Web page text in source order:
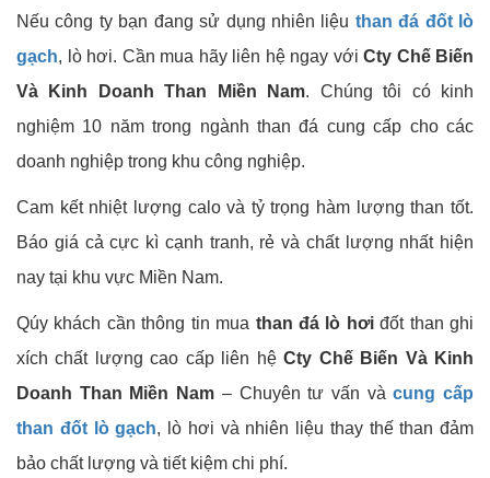
Nếu công ty bạn đang sử dụng nhiên liệu than đá đốt lò
gạch, lò hơi. Cần mua hãy liên hệ ngay với Cty Chế Biến
Và Kinh Doanh Than Miền Nam. Chúng tôi có kinh
nghiệm 10 năm trong ngành than đá cung cấp cho các
doanh nghiệp trong khu công nghiệp.
Cam kết nhiệt lượng calo và tỷ trọng hàm lượng than tốt.
Báo giá cả cực kì cạnh tranh, rẻ và chất lượng nhất hiện
nay tại khu vực Miền Nam.
Qúy khách cần thông tin mua than đá lò hơiđốt than ghi
xích chất lượng cao cấp liên hệCty Chế Biến Và Kinh
Doanh Than Miền Nam – Chuyên tư vấn vàcung cấp
than đốt lò gạch, lò hơi và nhiên liệu thay thế than đảm
bảo chất lượng và tiết kiệm chi phí.